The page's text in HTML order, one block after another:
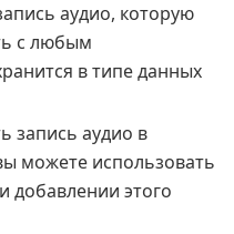
аудио, которую
с любым
в типе данных
запись аудио в
можете использовать
добавлении этого